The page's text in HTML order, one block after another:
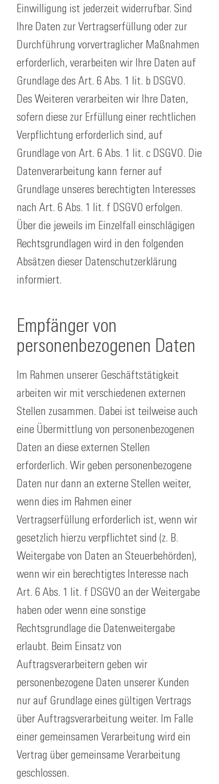
Einwilligung ist jederzeit widerrufbar. Sind
Ihre Daten zur Vertragserfüllung oder zur
Durchführung vorvertraglicher Maßnahmen
erforderlich, verarbeiten wir Ihre Daten auf
Grundlage des Art. 6 Abs. 1 lit. b DSGVO.
Des Weiteren verarbeiten wir Ihre Daten,
sofern diese zur Erfüllung einer rechtlichen
Verpflichtung erforderlich sind, auf
Grundlage von Art. 6 Abs. 1 lit. c DSGVO. Die
Datenverarbeitung kann ferner auf
Grundlage unseres berechtigten Interesses
nach Art. 6 Abs. 1 lit. f DSGVO erfolgen.
Über die jeweils im Einzelfall einschlägigen
Rechtsgrundlagen wird in den folgenden
Absätzen dieser Datenschutzerklärung
informiert.
Empfänger von
personenbezogenen Daten
Im Rahmen unserer Geschäftstätigkeit
arbeiten wir mit verschiedenen externen
Stellen zusammen. Dabei ist teilweise auch
eine Übermittlung von personenbezogenen
Daten an diese externen Stellen
erforderlich. Wir geben personenbezogene
Daten nur dann an externe Stellen weiter,
wenn dies im Rahmen einer
Vertragserfüllung erforderlich ist, wenn wir
gesetzlich hierzu verpflichtet sind (z. B.
Weitergabe von Daten an Steuerbehörden),
wenn wir ein berechtigtes Interesse nach
Art. 6 Abs. 1 lit. f DSGVO an der Weitergabe
haben oder wenn eine sonstige
Rechtsgrundlage die Datenweitergabe
erlaubt. Beim Einsatz von
Auftragsverarbeitern geben wir
personenbezogene Daten unserer Kunden
nur auf Grundlage eines gültigen Vertrags
über Auftragsverarbeitung weiter. Im Falle
einer gemeinsamen Verarbeitung wird ein
Vertrag über gemeinsame Verarbeitung
geschlossen.